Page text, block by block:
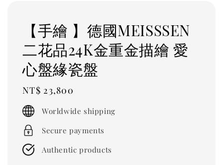
【手繪 】德國MEISSSEN
二花品24K金重金描繪 愛
心盤緣瓷盤
Regular
price
NT$ 23,800
Worldwide shipping
Secure payments
Authentic products